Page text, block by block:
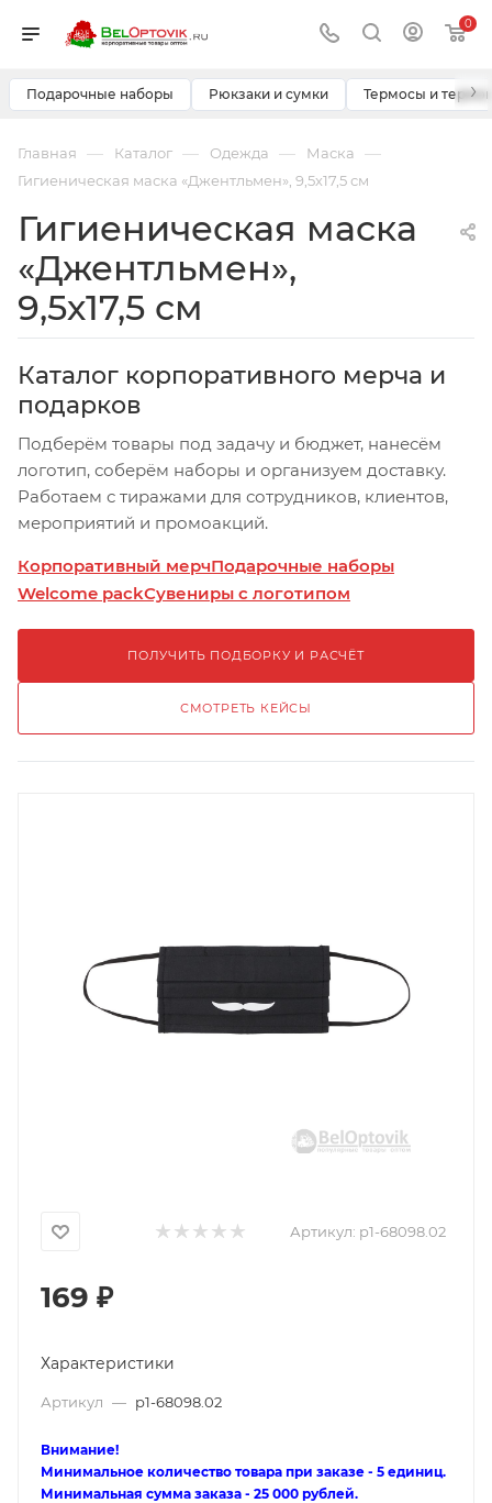
0
Подарочные наборы Рюкзаки и сумки Термосы и ›
Главная — Каталог — Одежда — Маска —
Гигиеническая маска «Джентльмен», 9,5х17,5 см
Гигиеническая маска
«Джентльмен»,
9,5х17,5 см
Каталог корпоративного мерча и
подарков
Подберём товары под задачу и бюджет, нанесём
логотип, соберём наборы и организуем доставку.
Работаем с тиражами для сотрудников, клиентов,
мероприятий и промоакций.
Корпоративный мерчПодарочные наборы
Welcome packСувениры с логотипом
ПОЛУЧИТЬ ПОДБОРКУ И РАСЧЁТ
СМОТРЕТЬ КЕЙСЫ
Артикул: p1-68098.02
169 ₽
Характеристики
Артикул — p1-68098.02
Внимание!
Минимальное количество товара при заказе - 5 единиц.
Минимальная сумма заказа - 25 000 рублей.